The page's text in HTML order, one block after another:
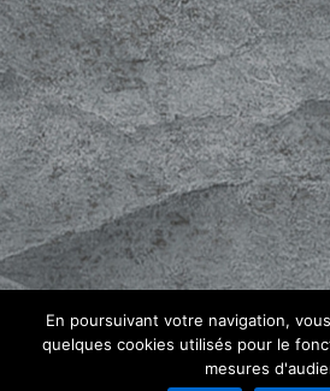
En poursuivant votre navigation,
quelques cookies utilisés pour le
mesures